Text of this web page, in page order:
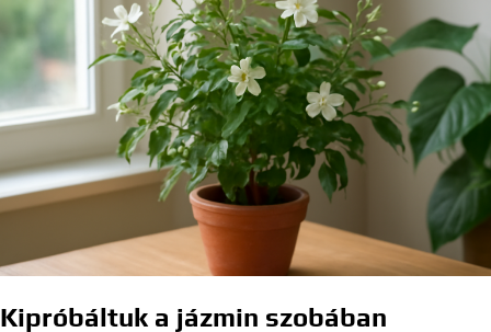
Kipróbáltuk a jázmin szobában